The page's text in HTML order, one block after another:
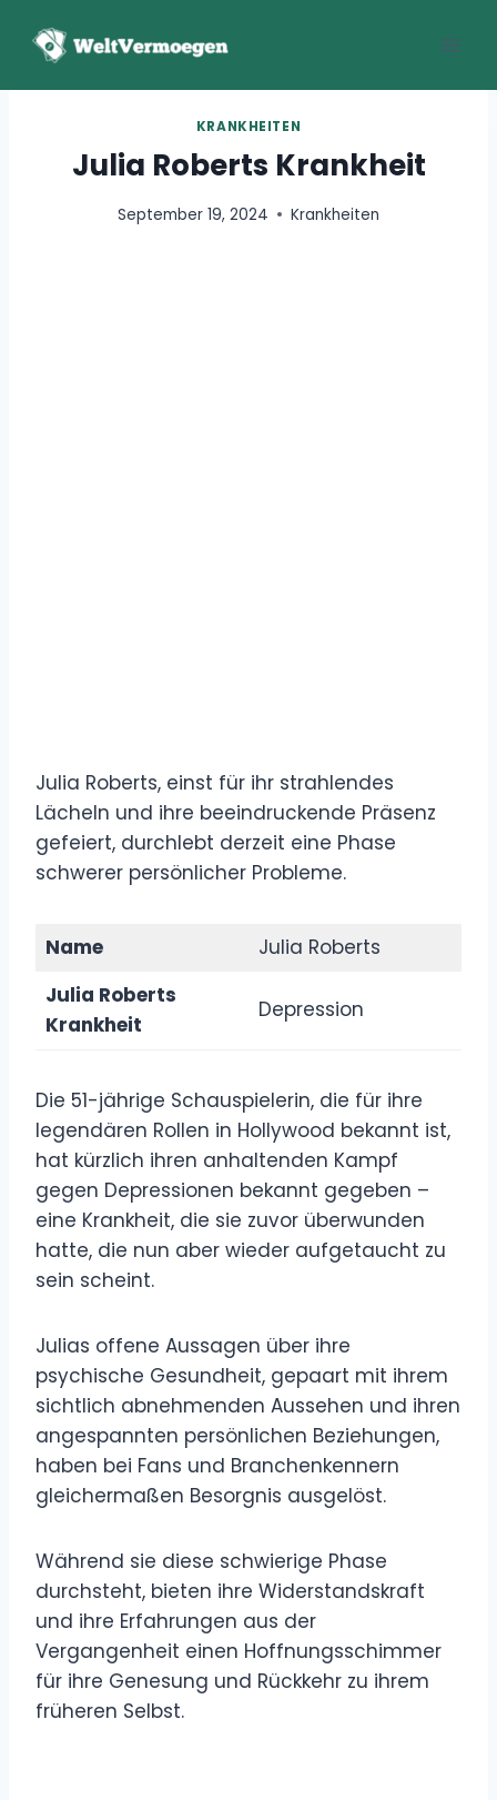
Inhalt
KRANKHEITEN
Julia Roberts Krankheit
September 19, 2024 Krankheiten
Julia Roberts, einst für ihr strahlendes
Lächeln und ihre beeindruckende Präsenz
gefeiert, durchlebt derzeit eine Phase
schwerer persönlicher Probleme.
Name
Julia Roberts
Julia Roberts
Krankheit
Depression
Die 51-jährige Schauspielerin, die für ihre
legendären Rollen in Hollywood bekannt ist,
hat kürzlich ihren anhaltenden Kampf
gegen Depressionen bekannt gegeben –
eine Krankheit, die sie zuvor überwunden
hatte, die nun aber wieder aufgetaucht zu
sein scheint.
Julias offene Aussagen über ihre
psychische Gesundheit, gepaart mit ihrem
sichtlich abnehmenden Aussehen und ihren
angespannten persönlichen Beziehungen,
haben bei Fans und Branchenkennern
gleichermaßen Besorgnis ausgelöst.
Während sie diese schwierige Phase
durchsteht, bieten ihre Widerstandskraft
und ihre Erfahrungen aus der
Vergangenheit einen Hoffnungsschimmer
für ihre Genesung und Rückkehr zu ihrem
früheren Selbst.